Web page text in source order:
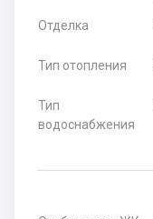
Отделка
Тип отопления
Тип
водоснабжения